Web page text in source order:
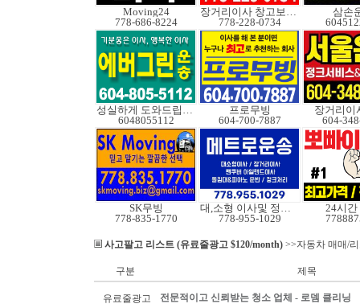
Moving24
778-686-8224
장거리이사 창고보관정크
778-228-0734
삼손
성실하게 도와드립니다
6048055112
프로무빙
604-700-7887
장거리이
604-
SK무빙
778-835-1770
대,소형 이사및 정크처
778-955-1029
24시간
사고팔고 리스트 (유료줄광고 $120/month) >>자동차 매매/
구분 제목
유료줄광고 전문적이고 신뢰받는 청소 업체 - 로뎀 클리닝